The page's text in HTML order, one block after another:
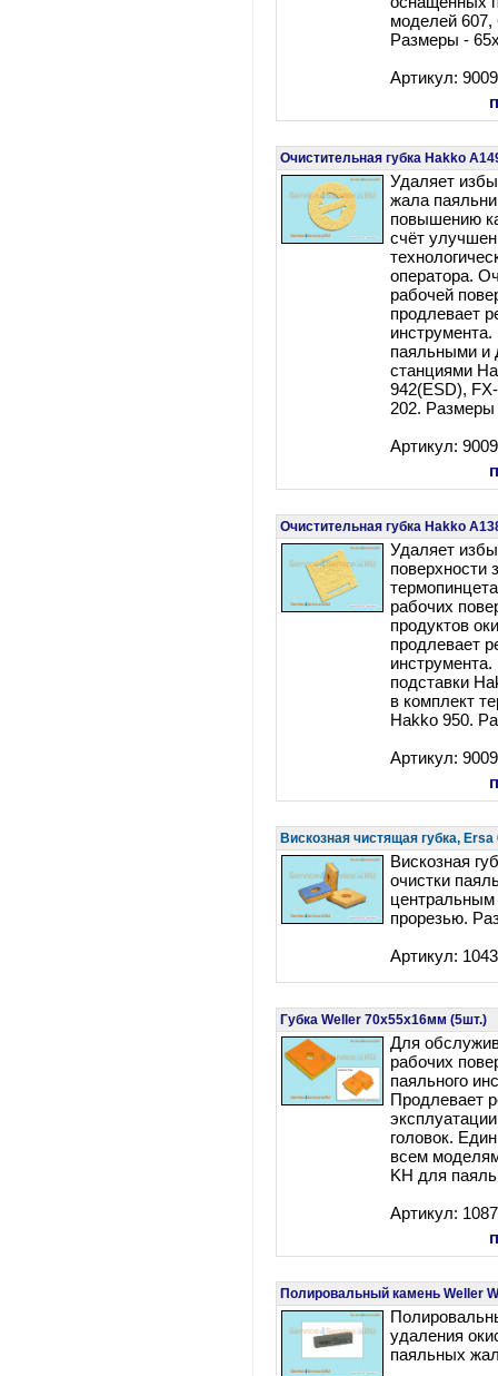
моделей 607,
Размеры -
Артикул:
Очистительная губка Hakko
Удаляет
жала
повышению
счёт
оператора.
рабочей
продлевает
паяльными и
станциями
942(ESD),
202.
Артикул:
Очистительная губка Hakko
Удаляет
поверхности
рабочих
продуктов
продлевает
подставки
в комплект
Hakko 950.
Артикул:
Вискозная чистящая губка, Ersa
Вискозная
очистки
центральным
прорезью.
Артикул:
Губка Weller 70x55x16мм (5шт.)
Для
рабочих
паяльного
Продлевает
головок.
всем
KH для
Артикул:
Полировальный камень Weller
удаления
паяльных